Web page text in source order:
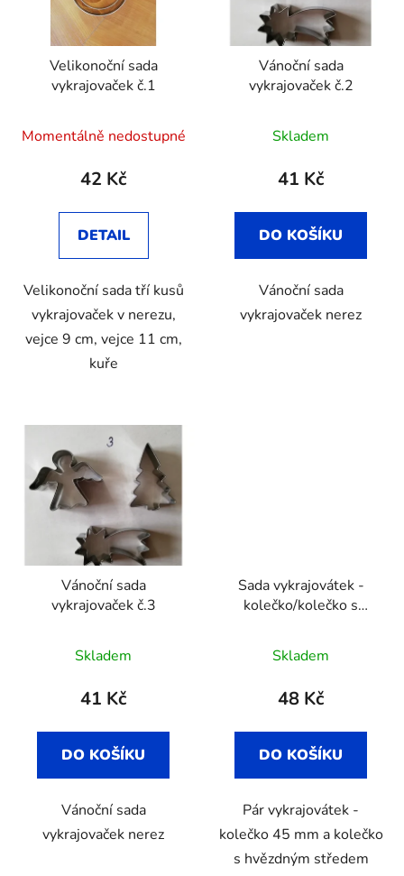
Velikonoční sada
vykrajovaček č.1
Momentálně nedostupné
42 Kč
DETAIL
Velikonoční sada tří kusů
vykrajovaček v nerezu,
vejce 9 cm, vejce 11 cm,
kuře
Vánoční sada
vykrajovaček č.2
Skladem
41 Kč
DO KOŠÍKU
Vánoční sada
vykrajovaček nerez
Vánoční sada
vykrajovaček č.3
hodnocení
produktu
5,0
z
hvězdiček.
Skladem
41 Kč
DO KOŠÍKU
Vánoční sada
vykrajovaček nerez
Sada vykrajovátek -
kolečko/kolečko s
Skladem
48 Kč
DO KOŠÍKU
Pár vykrajovátek -
kolečko 45 mm a kolečko
s hvězdným středem